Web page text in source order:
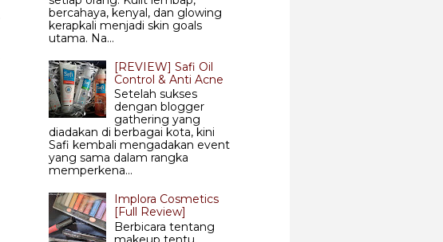
bercahaya, kenyal, dan glowing
kerapkali menjadi skin goals
utama. Na...
[REVIEW] Safi Oil
Control & Anti Acne
Setelah sukses
dengan blogger
gathering yang
diadakan di berbagai kota, kini
Safi kembali mengadakan event
yang sama dalam rangka
memperkena...
Implora Cosmetics
[Full Review]
Berbicara tentang